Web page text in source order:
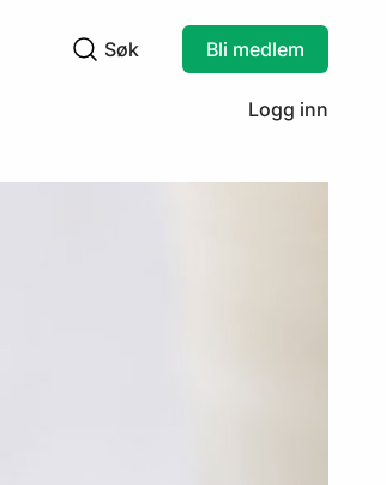
Søkefelt
Søk Bli medlem
Logg inn